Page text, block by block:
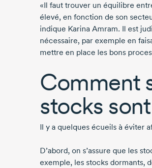
«Il faut trouver un équilibre
élevé, en fonction de son
indique Karina Amram. Il est
nécessaire, par exemple en
mettre en place les bons
Comment
stocks
Il y a quelques écueils à éviter
D’abord, on s’assure que les
exemple, les stocks dormants,